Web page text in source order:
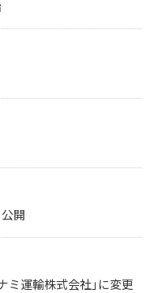
開
ミ運輸株式会社」に変更